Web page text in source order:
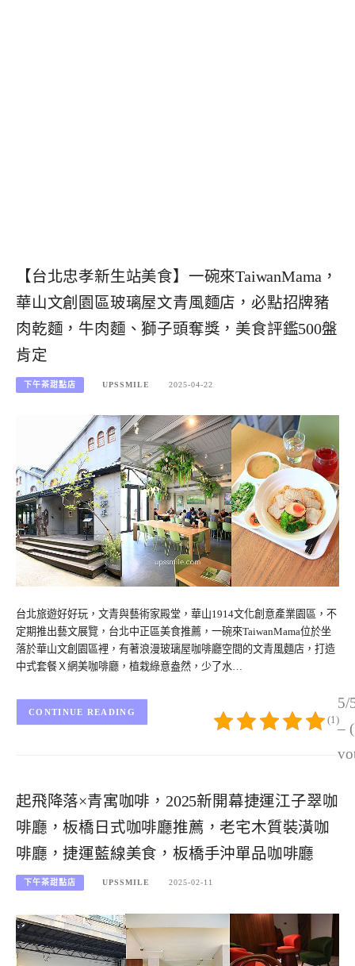
【台北忠孝新生站美食】一碗來TaiwanMama，
華山文創園區玻璃屋文青風麵店，必點招牌豬
肉乾麵，牛肉麵、獅子頭奪獎，美食評鑑500盤
肯定
下午茶甜點店 UPSSMILE 2025-04-22
台北旅遊好好玩，文青與藝術家殿堂，華山1914文化創意產業園區，不
定期推出藝文展覽，台北中正區美食推薦，一碗來TaiwanMama位於坐
落於華山文創園區裡，有著浪漫玻璃屋咖啡廳空間的文青風麵店，打造
中式套餐Ｘ網美咖啡廳，植栽綠意盎然，少了水…
5/
–
(1)
CONTINUE READING
起飛降落×青寓咖啡，2025新開幕捷運江子翠咖
啡廳，板橋日式咖啡廳推薦，老宅木質裝潢咖
啡廳，捷運藍線美食，板橋手沖單品咖啡廳
下午茶甜點店 UPSSMILE 2025-02-11